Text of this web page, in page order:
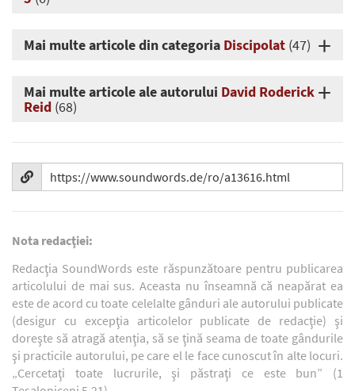
Mai multe articole din categoria Discipolat (47)
Mai multe articole ale autorului David Roderick
Reid (68)
Nota redacţiei:
Redacţia SoundWords este răspunzătoare pentru publicarea
articolului de mai sus. Aceasta nu înseamnă că neapărat ea
este de acord cu toate celelalte gânduri ale autorului publicate
(desigur cu excepţia articolelor publicate de redacţie) şi
doreşte să atragă atenţia, să se ţină seama de toate gândurile
şi practicile autorului, pe care el le face cunoscut în alte locuri.
„Cercetaţi toate lucrurile, şi păstraţi ce este bun” (1